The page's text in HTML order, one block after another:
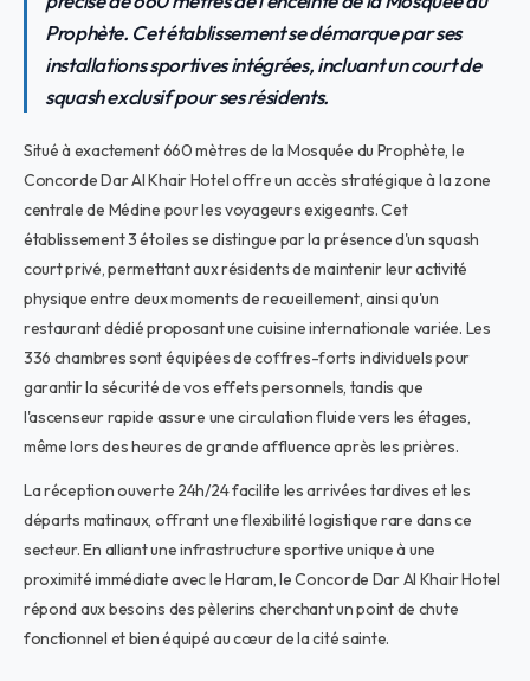
Prophète. Cet établissement se démarque par ses
installations sportives intégrées, incluant un court de
squash exclusif pour ses résidents.
Situé à exactement 660 mètres de la Mosquée du Prophète, le
Concorde Dar Al Khair Hotel offre un accès stratégique à la zone
centrale de Médine pour les voyageurs exigeants. Cet
établissement 3 étoiles se distingue par la présence d'un squash
court privé, permettant aux résidents de maintenir leur activité
physique entre deux moments de recueillement, ainsi qu'un
restaurant dédié proposant une cuisine internationale variée. Les
336 chambres sont équipées de coffres-forts individuels pour
garantir la sécurité de vos effets personnels, tandis que
l'ascenseur rapide assure une circulation fluide vers les étages,
même lors des heures de grande affluence après les prières.
La réception ouverte 24h/24 facilite les arrivées tardives et les
départs matinaux, offrant une flexibilité logistique rare dans ce
secteur. En alliant une infrastructure sportive unique à une
proximité immédiate avec le Haram, le Concorde Dar Al Khair Hotel
répond aux besoins des pèlerins cherchant un point de chute
fonctionnel et bien équipé au cœur de la cité sainte.